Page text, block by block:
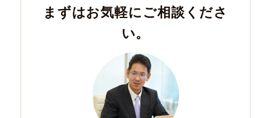
まずはお気軽にご相談くださ
い。